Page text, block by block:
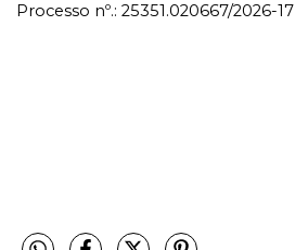
Processo nº.: 25351.020667/2026-17